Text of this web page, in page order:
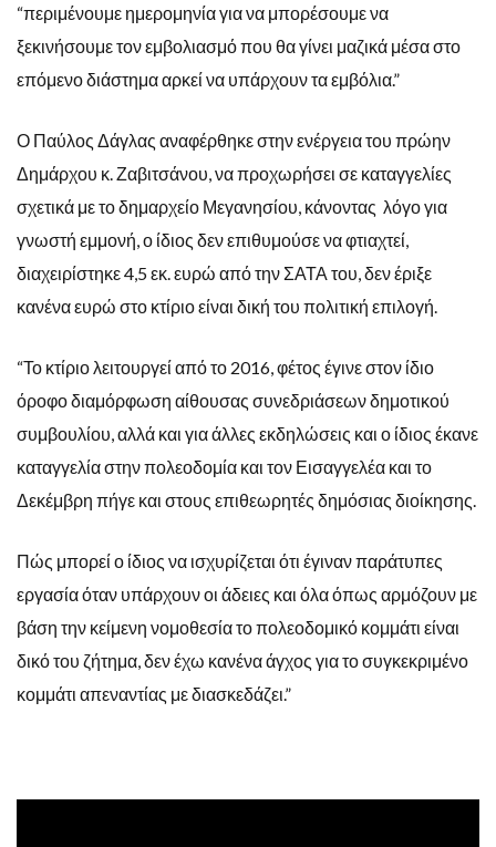
“περιμένουμε ημερομηνία για να μπορέσουμε να
ξεκινήσουμε τον εμβολιασμό που θα γίνει μαζικά μέσα στο
επόμενο διάστημα αρκεί να υπάρχουν τα εμβόλια.”
Ο Παύλος Δάγλας αναφέρθηκε στην ενέργεια του πρώην
Δημάρχου κ. Ζαβιτσάνου, να προχωρήσει σε καταγγελίες
σχετικά με το δημαρχείο Μεγανησίου, κάνοντας λόγο για
γνωστή εμμονή, ο ίδιος δεν επιθυμούσε να φτιαχτεί,
διαχειρίστηκε 4,5 εκ. ευρώ από την ΣΑΤΑ του, δεν έριξε
κανένα ευρώ στο κτίριο είναι δική του πολιτική επιλογή.
“Το κτίριο λειτουργεί από το 2016, φέτος έγινε στον ίδιο
όροφο διαμόρφωση αίθουσας συνεδριάσεων δημοτικού
συμβουλίου, αλλά και για άλλες εκδηλώσεις και ο ίδιος έκανε
καταγγελία στην πολεοδομία και τον Εισαγγελέα και το
Δεκέμβρη πήγε και στους επιθεωρητές δημόσιας διοίκησης.
Πώς μπορεί ο ίδιος να ισχυρίζεται ότι έγιναν παράτυπες
εργασία όταν υπάρχουν οι άδειες και όλα όπως αρμόζουν με
βάση την κείμενη νομοθεσία το πολεοδομικό κομμάτι είναι
δικό του ζήτημα, δεν έχω κανένα άγχος για το συγκεκριμένο
κομμάτι απεναντίας με διασκεδάζει.”